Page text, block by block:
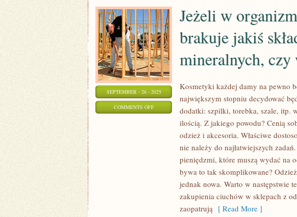
SEPTEMBER - 26 - 2025
COMMENTS OFFON
ORGANIZMIE
SKŁADNIKÓW
MINERALNYCH,
Jeżeli w
brakuje jakiś
mineralnych,
Kosmetyki każdej damy na pewno
największym stopniu decydować
dodatki: szpilki, torebka, szale, itp.
ilością. Z jakiego powodu? Cenią
odzież i akcesoria. Właściwe
nie należy do najłatwiejszych
pieniędzmi, które muszą wydać na
bywa to tak skomplikowane?
jednak nowa. Warto w następstwie
zakupienia ciuchów w sklepach z
zaopatrują [ Read More ]